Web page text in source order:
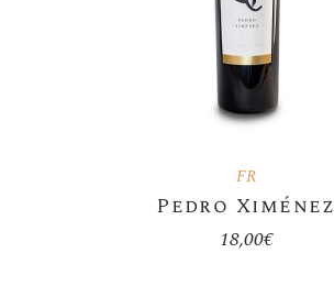
FR
Pedro Ximénez
18,00€